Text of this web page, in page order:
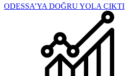
ODESSA’YA DOĞRU YOLA ÇIKTI